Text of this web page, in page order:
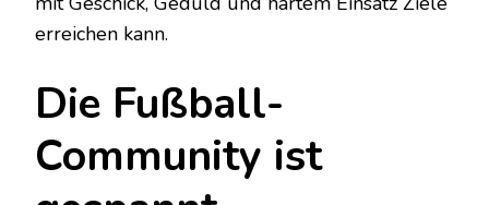
erreichen kann.
Die Fußball-
Community ist